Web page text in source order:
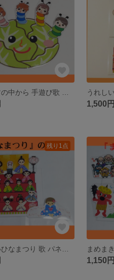
1,500円
残り1点
1,150円